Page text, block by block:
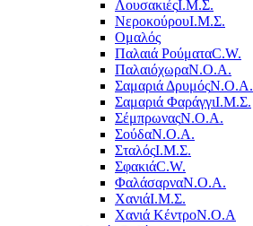
ΛουσακιέςΙ.Μ.Σ.
ΝεροκούρουΙ.Μ.Σ.
Ομαλός
Παλαιά ΡούματαC.W.
ΠαλαιόχωραΝ.Ο.Α.
Σαμαριά ΔρυμόςΝ.Ο.Α.
Σαμαριά ΦαράγγιΙ.Μ.Σ.
ΣέμπρωναςΝ.Ο.Α.
ΣούδαΝ.Ο.Α.
ΣταλόςΙ.Μ.Σ.
ΣφακιάC.W.
ΦαλάσαρναΝ.Ο.Α.
ΧανιάΙ.Μ.Σ.
Χανιά ΚέντροN.O.A